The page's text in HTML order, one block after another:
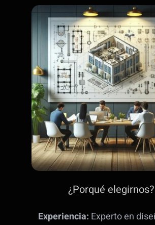
¿Porqué elegirnos?
Experiencia: Experto en